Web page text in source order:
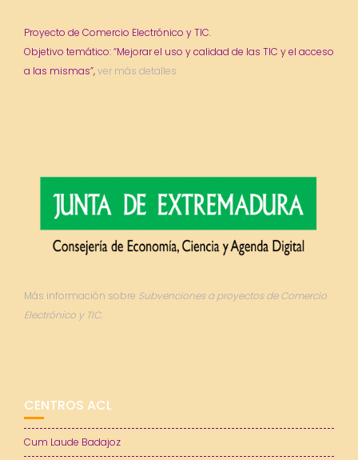
Proyecto de Comercio Electrónico y TIC.
Objetivo temático: “Mejorar el uso y calidad de las TIC y el acceso
a las mismas”,ver más detalles.
Más información sobre Subvenciones a proyectos de Comercio
Electrónico y TIC.
CENTROS ACL
Cum Laude Badajoz